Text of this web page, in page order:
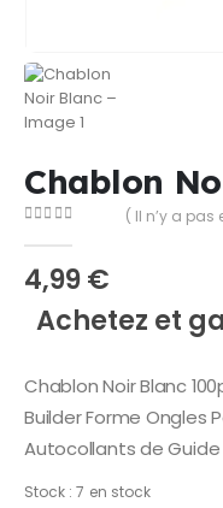
Chablon
( Il n’y a pas
4,99€
Achetez et
Chablon Noir Blanc
Builder Forme Ongles
Autocollants de
Stock :7 en stock